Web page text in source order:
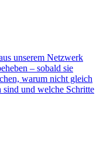
unserem Netzwerk
– sobald sie
warum nicht gleich
und welche Schritte